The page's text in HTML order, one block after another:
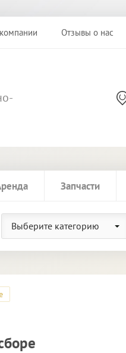
Отзывы о нас
Запчасти
Выберите категорию